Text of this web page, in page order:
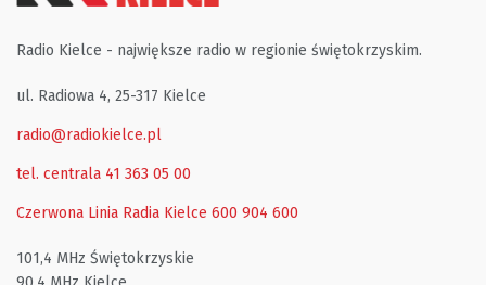
Radio Kielce - największe radio w regionie świętokrzyskim.
ul. Radiowa 4, 25-317 Kielce
radio@radiokielce.pl
tel. centrala 41 363 05 00
Czerwona Linia Radia Kielce 600 904 600
101,4 MHz Świętokrzyskie